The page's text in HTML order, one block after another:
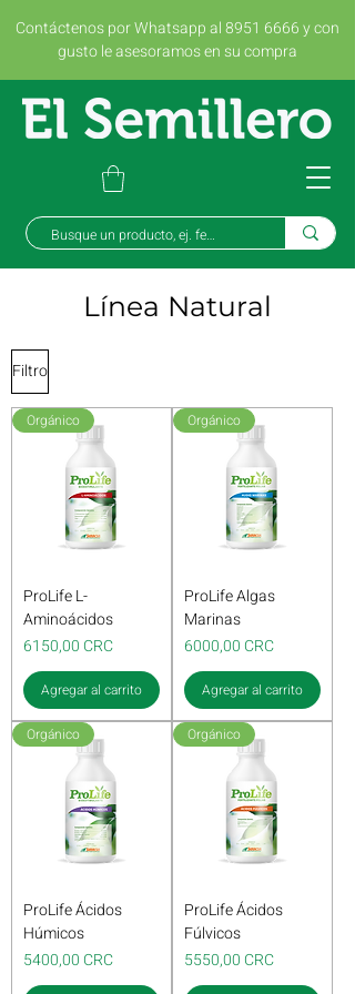
Contáctenos por Whatsapp al 8951 6666 y con
gusto le asesoramos en su compra
Línea Natural
Filtro
Orgánico
ProLife L-
Aminoácidos
Precio
6150,00 CRC
Agregar al carrito
Orgánico
ProLife Algas
Marinas
Precio
6000,00 CRC
Agregar al carrito
Orgánico
ProLife Ácidos
Húmicos
Precio
5400,00 CRC
Orgánico
ProLife Ácidos
Fúlvicos
Precio
5550,00 CRC